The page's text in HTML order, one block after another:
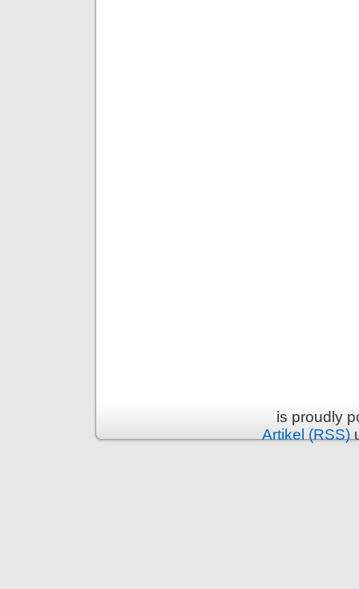
is proudly
Artikel (RSS)